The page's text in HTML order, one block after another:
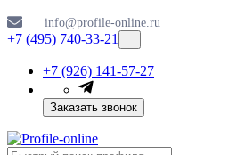
info@profile-online.ru
+7 (495) 740-33-21
+7 (926) 141-57-27
Заказать звонок